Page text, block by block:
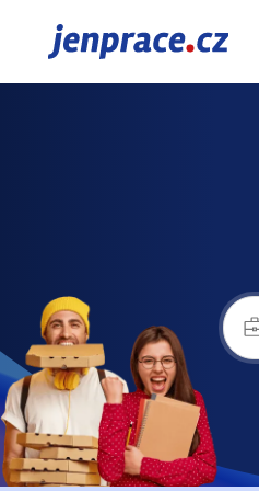
JenPráce.cz